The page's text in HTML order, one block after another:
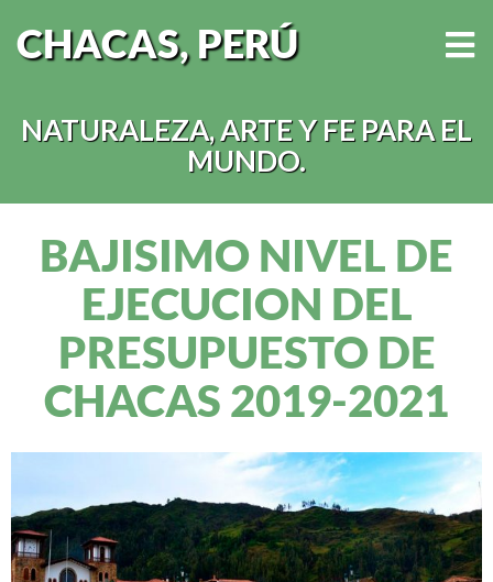
CHACAS, PERÚ
NATURALEZA, ARTE Y FE PARA EL
MUNDO.
BAJISIMO NIVEL DE
EJECUCION DEL
PRESUPUESTO DE
CHACAS 2019-2021